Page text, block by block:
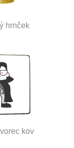
hrnček
kov